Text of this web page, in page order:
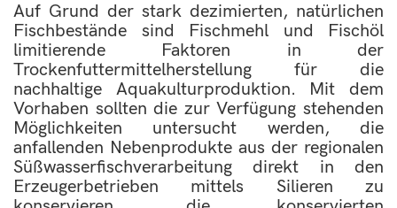
Auf Grund der stark dezimierten, natürlichen
Fischbestände sind Fischmehl und Fischöl
limitierende Faktoren in der
Trockenfuttermittelherstellung für die
nachhaltige Aquakulturproduktion. Mit dem
Vorhaben sollten die zur Verfügung stehenden
Möglichkeiten untersucht werden, die
anfallenden Nebenprodukte aus der regionalen
Süßwasserfischverarbeitung direkt in den
Erzeugerbetrieben mittels Silieren zu